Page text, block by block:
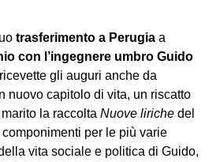
trasferimento a Perugia a
con l’ingegnere umbro Guido
gli auguri anche da
nuovo capitolo di vita, un riscatto
la raccolta Nuove liriche del
per le più varie
vita sociale e politica di Guido,